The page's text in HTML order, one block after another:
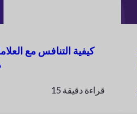
كيفية التنافس مع
15 قراءة دقيقة